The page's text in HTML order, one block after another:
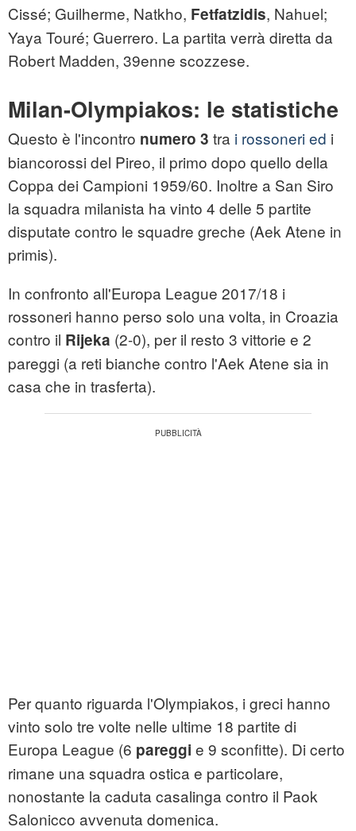
Cissé; Guilherme, Natkho, Fetfatzidis, Nahuel;
Yaya Touré; Guerrero. La partita verrà diretta da
Robert Madden, 39enne scozzese.
Milan-Olympiakos: le statistiche
Questo è l'incontro numero 3 tra i rossoneri ed i
biancorossi del Pireo, il primo dopo quello della
Coppa dei Campioni 1959/60. Inoltre a San Siro
la squadra milanista ha vinto 4 delle 5 partite
disputate contro le squadre greche (Aek Atene in
primis).
In confronto all'Europa League 2017/18 i
rossoneri hanno perso solo una volta, in Croazia
contro il Rijeka (2-0), per il resto 3 vittorie e 2
pareggi (a reti bianche contro l'Aek Atene sia in
casa che in trasferta).
Per quanto riguarda l'Olympiakos, i greci hanno
vinto solo tre volte nelle ultime 18 partite di
Europa League (6 pareggi e 9 sconfitte). Di certo
rimane una squadra ostica e particolare,
nonostante la caduta casalinga contro il Paok
Salonicco avvenuta domenica.